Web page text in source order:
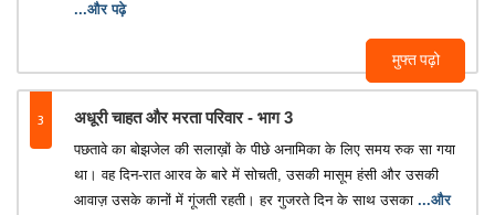
मुफ्त पढ़ो
...और पढ़े
3 अधूरी चाहत और मरता परिवार - भाग 3
पछतावे का बोझजेल की सलाख़ों के पीछे अनामिका के लिए समय रुक सा गया
था। वह दिन-रात आरव के बारे में सोचती, उसकी मासूम हंसी और उसकी
आवाज़ उसके कानों में गूंजती रहती। हर गुजरते दिन के साथ उसका ...और